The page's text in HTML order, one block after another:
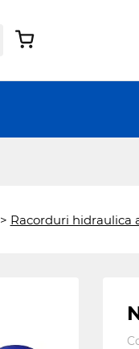
> Racorduri hidraulica